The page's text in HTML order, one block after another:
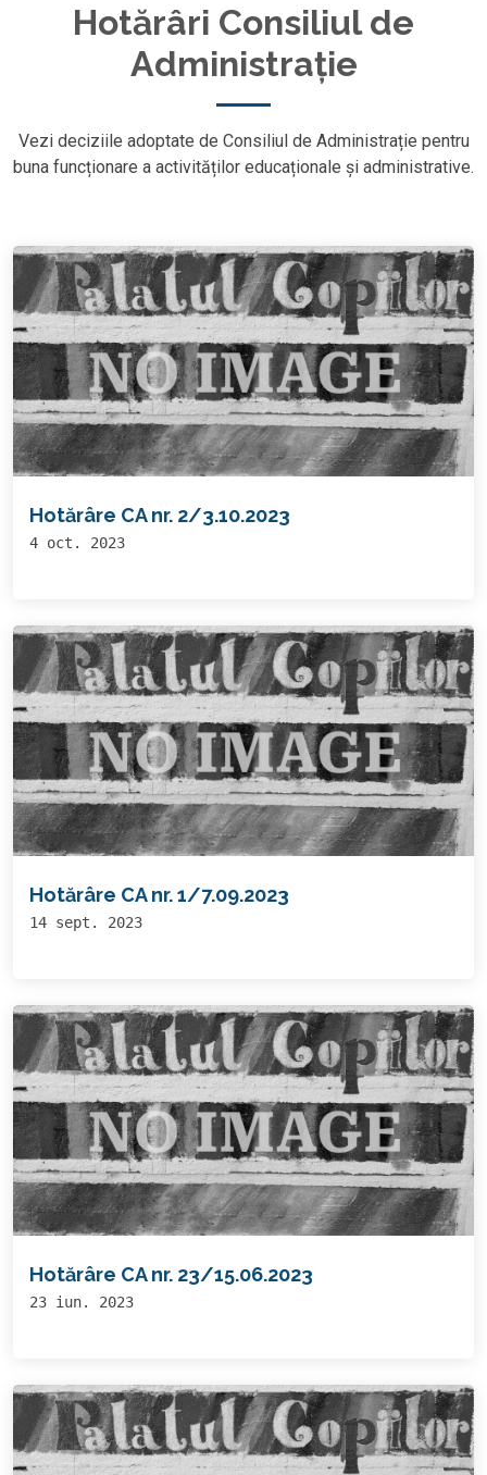
Hotărâri Consiliul de
Administrație
Vezi deciziile adoptate de Consiliul de Administrație pentru
buna funcționare a activităților educaționale și administrative.
Hotărâre CA nr. 2/3.10.2023
4 oct. 2023
Hotărâre CA nr. 1/7.09.2023
14 sept. 2023
Hotărâre CA nr. 23/15.06.2023
23 iun. 2023